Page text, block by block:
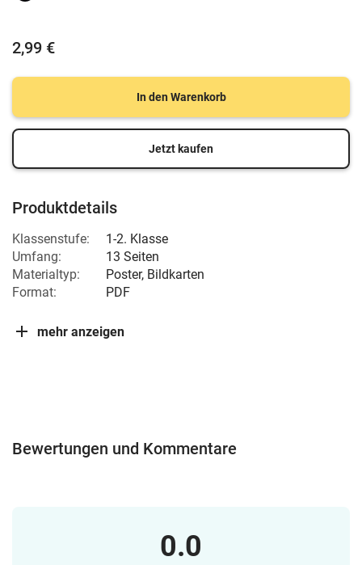
2,99 €
In den Warenkorb
Jetzt kaufen
Produktdetails
Klassenstufe:
1-2. Klasse
Umfang:
13 Seiten
Materialtyp:
Poster, Bildkarten
Format:
PDF
mehr anzeigen
Bewertungen und Kommentare
0.0